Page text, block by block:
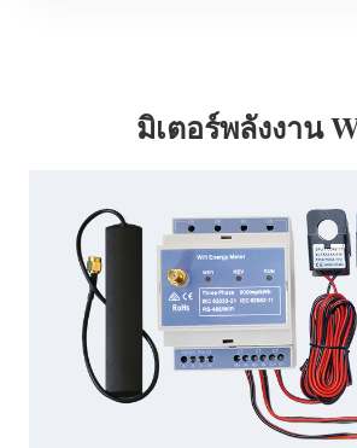
มิเตอร์พลังงาน